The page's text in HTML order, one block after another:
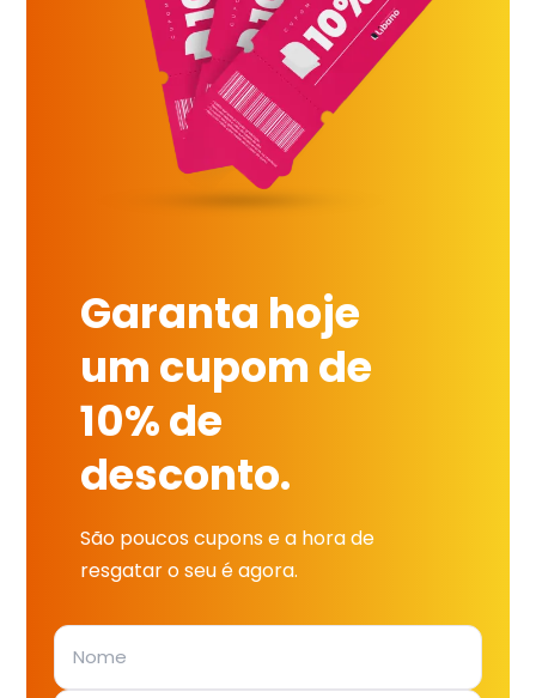
Garanta hoje
um cupom de
10% de
desconto.
São poucos cupons e a hora de
resgatar o seu é agora.